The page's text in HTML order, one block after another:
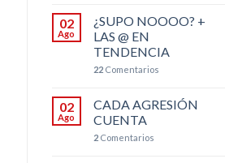
02
Ago
¿SUPO NOOOO? +
LAS @ EN
TENDENCIA
22Comentarios
02
Ago
CADA AGRESIÓN
CUENTA
2Comentarios